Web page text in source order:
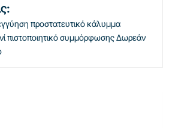
προστατευτικό κάλυμμα
πιστοποιητικό συμμόρφωσηςΔωρεάν